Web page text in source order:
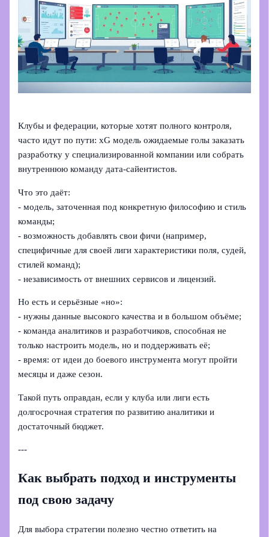
Клубы и федерации, которые хотят полного контроля,
часто идут по пути: xG модель ожидаемые голы заказать
разработку у специализированной компании или собрать
внутреннюю команду дата-сайентистов.
Что это даёт:
- модель, заточенная под конкретную философию и стиль
команды;
- возможность добавлять свои фичи (например,
специфичные для своей лиги характеристики поля, судей,
стилей команд);
- независимость от внешних сервисов и лицензий.
Но есть и серьёзные «но»:
- нужны данные высокого качества и в большом объёме;
- команда аналитиков и разработчиков, способная не
только настроить модель, но и поддерживать её;
- время: от идеи до боевого инструмента могут пройти
месяцы и даже сезон.
Такой путь оправдан, если у клуба или лиги есть
долгосрочная стратегия по развитию аналитики и
достаточный бюджет.
---
Как выбрать подход и инструменты
под свою задачу
Для выбора стратегии полезно честно ответить на